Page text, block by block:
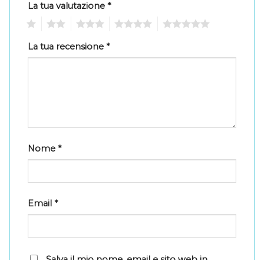
La tua valutazione *
La tua recensione *
Nome *
Email *